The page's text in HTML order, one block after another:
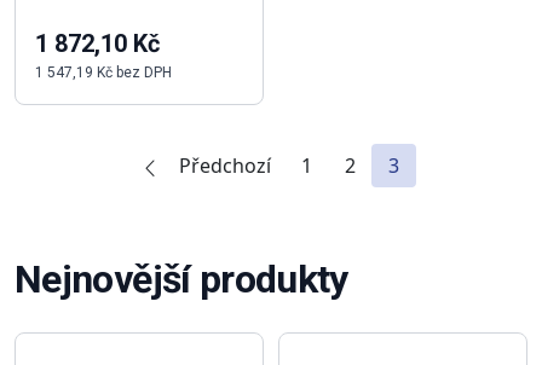
1 872,10 Kč
1 547,19 Kč bez DPH
Předchozí 1 2 3
Nejnovější produkty